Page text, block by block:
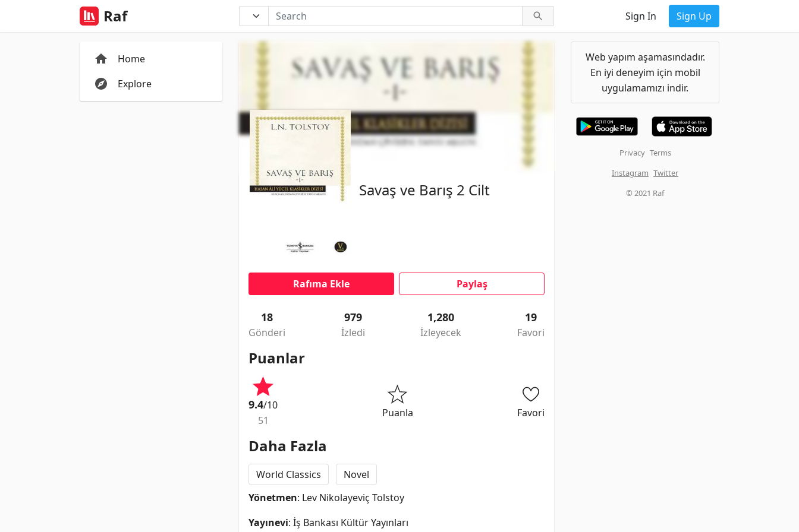
Raf Sign In Sign Up
Home
Explore
Savaş ve Barış 2 Cilt
Rafıma Ekle Paylaş
18
Gönderi
979
İzledi
1,280
İzleyecek
19
Favori
Puanlar
9.4/10
51
Puanla Favori
Daha Fazla
World Classics
Novel
Yönetmen: Lev Nikolayeviç Tolstoy
Yayınevi: İş Bankası Kültür Yayınları
Web yapım aşamasındadır.
En iyi deneyim için mobil
uygulamamızı indir.
Privacy Terms
Instagram Twitter
© 2021 Raf